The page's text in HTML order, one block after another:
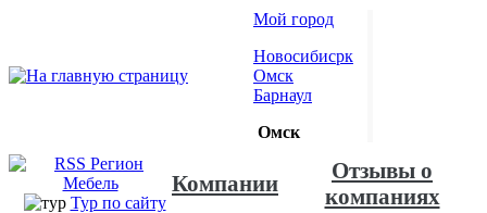
Мой город
Новосибисрк
Омск
Барнаул
Омск
Тур по сайту
Компании
Отзывы о
компаниях